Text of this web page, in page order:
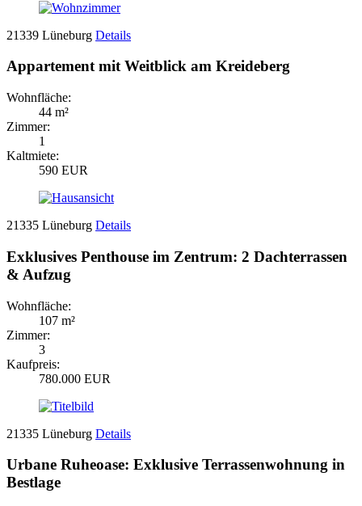
21339 Lüneburg Details
Appartement mit Weitblick am Kreideberg
Wohnfläche:
44 m²
Zimmer:
1
Kaltmiete:
590 EUR
21335 Lüneburg Details
Exklusives Penthouse im Zentrum: 2 Dachterrassen
& Aufzug
Wohnfläche:
107 m²
Zimmer:
3
Kaufpreis:
780.000 EUR
21335 Lüneburg Details
Urbane Ruheoase: Exklusive Terrassenwohnung in
Bestlage